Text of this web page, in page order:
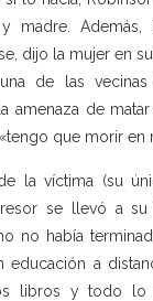
madre. Además,
dijo la mujer en
de las
amenaza de
que morir en
la víctima (su
se llevó a su
no había
educación a
libros y todo lo